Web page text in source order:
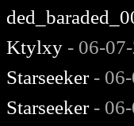
Ktylxy - 06-
Starseeker- 06-
Starseeker- 06-